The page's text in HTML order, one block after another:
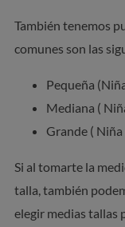
También tenemos
comunes son las
Pequeña
Mediana (
Grande ( Niña
Si al tomarte la
talla, también
elegir medias tallas